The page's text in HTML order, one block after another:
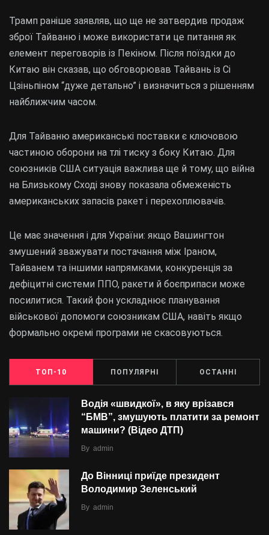
Трамп раніше заявляв, що ще не затвердив продаж
зброї Тайваню і може використати це питання як
елемент переговорів із Пекіном. Після поїздки до
Китаю він сказав, що обговорював Тайвань із Сі
Цзіньпіном “дуже детально” і визначиться з рішенням
найближчим часом.
Для Тайваню американські поставки є ключовою
частиною оборони на тлі тиску з боку Китаю. Для
союзників США ситуація важлива ще й тому, що війна
на Близькому Сході знову показала обмеженість
американських запасів ракет і перехоплювачів.
Це має значення і для України: якщо Вашингтон
змушений зважувати постачання між Іраном,
Тайванем та іншими напрямками, конкуренція за
дефіцитні системи ППО, ракети й боєприпаси може
посилитися. Такий фон ускладнює планування
військової допомоги союзникам США, навіть якщо
формально окремі програми не скасовуються.
ТОП-10 ПОПУЛЯРНІ ОСТАННІ
Водія «швидкої», в яку врізався
“БMВ”, змушують платити за ремонт
машини? (Відео ДТП)
By admin
До Вінниці приїде президент
Володимир Зеленський
By admin